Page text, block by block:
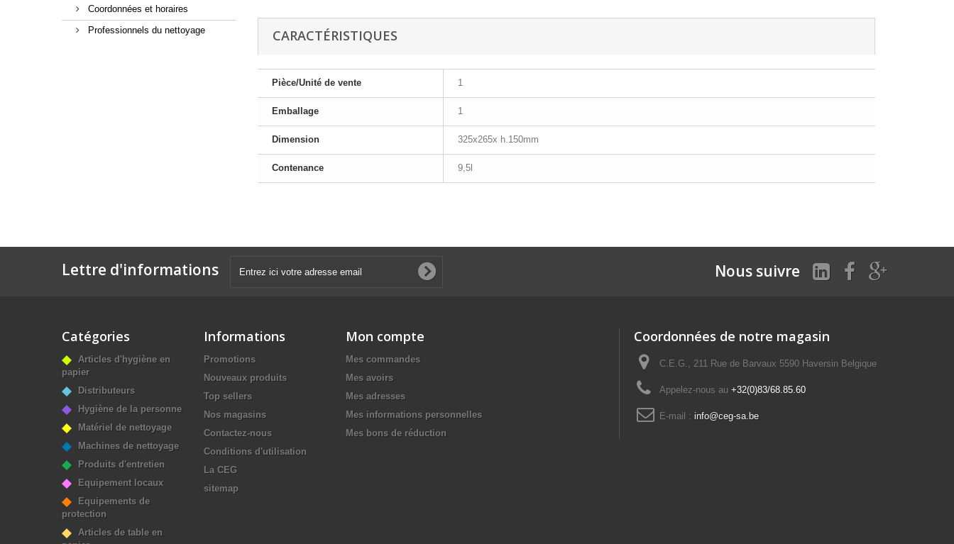
Coordonnées et horaires
Professionnels du nettoyage
CARACTÉRISTIQUES
Pièce/Unité de vente 1
Emballage 1
Dimension 325x265x h.150mm
Contenance 9,5l
Lettre d'informations Nous suivre
Catégories
Articles d'hygiène en
papier
Distributeurs
Hygiène de la personne
Matériel de nettoyage
Machines de nettoyage
Produits d'entretien
Equipement locaux
Equipements de
protection
Articles de table en
Informations
Promotions
Nouveaux produits
Top sellers
Nos magasins
Contactez-nous
Conditions d'utilisation
La CEG
sitemap
Mon compte
Mes commandes
Mes avoirs
Mes adresses
Mes informations personnelles
Mes bons de réduction
Coordonnées de notre magasin
C.E.G., 211 Rue de Barvaux 5590 Haversin Belgique
Appelez-nous au +32(0)83/68.85.60
E-mail : info@ceg-sa.be